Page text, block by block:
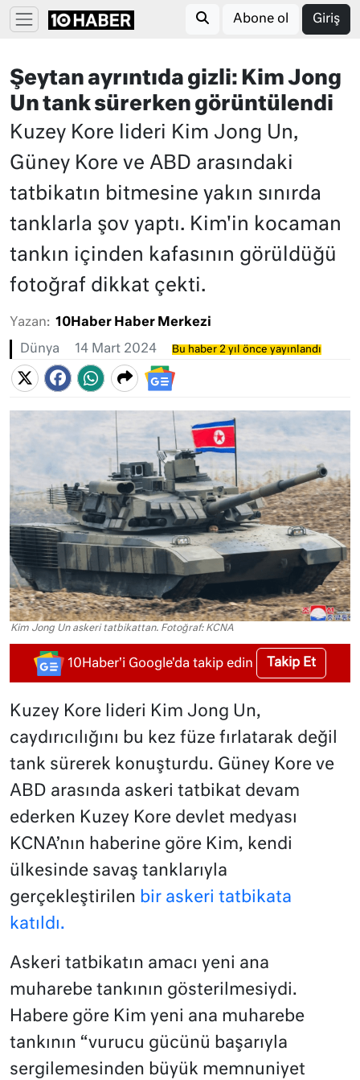
Abone ol Giriş
Şeytan ayrıntıda gizli: Kim Jong
Un tank sürerken görüntülendi
Kuzey Kore lideri Kim Jong Un,
Güney Kore ve ABD arasındaki
tatbikatın bitmesine yakın sınırda
tanklarla şov yaptı. Kim'in kocaman
tankın içinden kafasının görüldüğü
fotoğraf dikkat çekti.
Yazan: 10Haber Haber Merkezi
Dünya 14 Mart 2024 Bu haber 2 yıl önce yayınlandı
Kim Jong Un askeri tatbikattan. Fotoğraf: KCNA
10Haber'i Google'da takip edin Takip Et
Kuzey Kore lideri Kim Jong Un,
caydırıcılığını bu kez füze fırlatarak değil
tank sürerek konuşturdu. Güney Kore ve
ABD arasında askeri tatbikat devam
ederken Kuzey Kore devlet medyası
KCNA’nın haberine göre Kim, kendi
ülkesinde savaş tanklarıyla
gerçekleştirilen bir askeri tatbikata
katıldı.
Askeri tatbikatın amacı yeni ana
muharebe tankının gösterilmesiydi.
Habere göre Kim yeni ana muharebe
tankının “vurucu gücünü başarıyla
sergilemesinden büyük memnuniyet